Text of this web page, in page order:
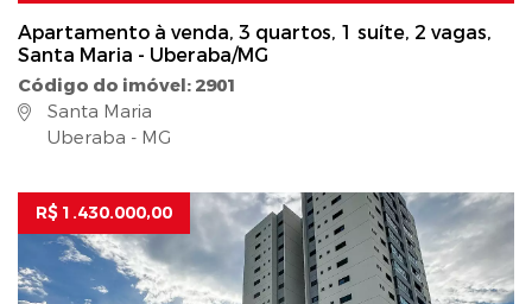
Apartamento à venda, 3 quartos, 1 suíte, 2 vagas,
Santa Maria - Uberaba/MG
Código do imóvel: 2901
Santa Maria
Uberaba - MG
R$ 1.430.000,00